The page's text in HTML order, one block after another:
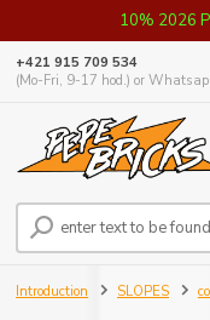
10% 2026
+421 915 709 534
(Mo-Fri, 9-17 hod.) or
Introduction SLOPES